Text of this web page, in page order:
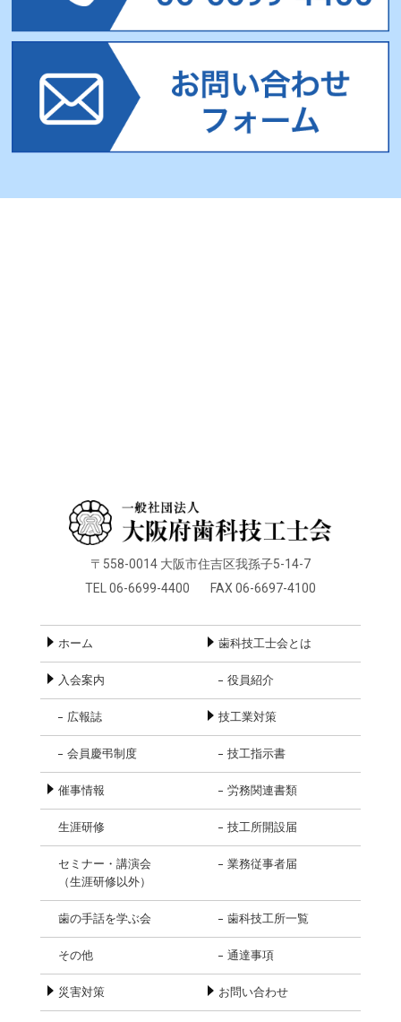
〒558-0014 大阪市住吉区我孫子5-14-7
TEL 06-6699-4400
FAX 06-6697-4100
ホーム
入会案内
広報誌
会員慶弔制度
催事情報
生涯研修
セミナー・講演会
（生涯研修以外）
歯の手話を学ぶ会
その他
災害対策
歯科技工士会とは
役員紹介
技工業対策
技工指示書
労務関連書類
技工所開設届
業務従事者届
歯科技工所一覧
通達事項
お問い合わせ